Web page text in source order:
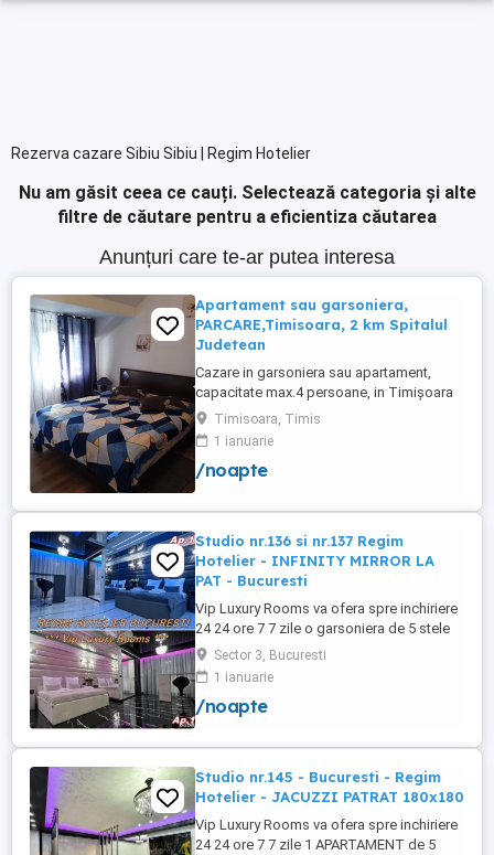
Rezerva cazare Sibiu Sibiu | Regim Hotelier
Nu am găsit ceea ce cauți. Selectează categoria și alte
filtre de căutare pentru a eficientiza căutarea
Anunțuri care te-ar putea interesa
Apartament sau garsoniera,
PARCARE,Timisoara, 2 km Spitalul
Judetean
Cazare in garsoniera sau apartament,
capacitate max.4 persoane, in Timișoara
la 2 km de Spitalul Judetean. (la doua
strazi)de zona Calea Buziasului
Lic.Electrotimis si la 2 km de Mosnita
Noua Centura. PARCARE. Situat la et.1 al
+wifi , frigider, mașină spălat, ...
Timisoara, Timis
1 ianuarie
/noapte
Studio nr.136 si nr.137 Regim
Hotelier - INFINITY MIRROR LA
PAT - Bucuresti
Vip Luxury Rooms va ofera spre inchiriere
24 24 ore 7 7 zile o garsoniera de 5 stele
Luxoase cu un desing unic si deosebit in
Sector 3 Bucuresti . Garsoniera se alfa in
Complex Rezidential Nou . Acces Bariera
Monitorizare Video in Complex ( de la
PRIVAT in complex ...
Sector 3, Bucuresti
1 ianuarie
/noapte
Studio nr.145 - Bucuresti - Regim
Hotelier - JACUZZI PATRAT 180x180
Vip Luxury Rooms va ofera spre inchiriere
24 24 ore 7 7 zile 1 APARTAMENT de 5